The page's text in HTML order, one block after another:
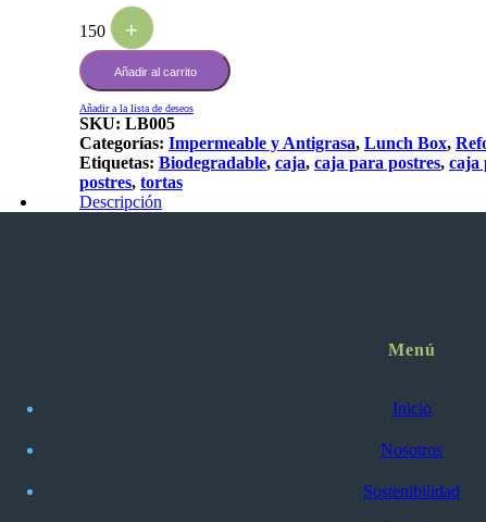
150 +
Añadir al carrito
Añadir a la lista de deseos
SKU: LB005
Categorías: Impermeable y Antigrasa, Lunch Box,
Etiquetas: Biodegradable, caja, caja para postres, caja
postres, tortas
Descripción
Menú
Inicio
Nosotros
Sostenibilidad